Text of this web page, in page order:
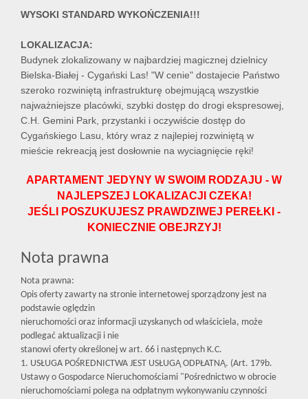
WYSOKI STANDARD WYKOŃCZENIA!!!
LOKALIZACJA:
Budynek zlokalizowany w najbardziej magicznej dzielnicy
Bielska-Białej - Cygański Las! "W cenie" dostajecie Państwo
szeroko rozwiniętą infrastrukturę obejmującą wszystkie
najważniejsze placówki, szybki dostęp do drogi ekspresowej,
C.H. Gemini Park, przystanki i oczywiście dostęp do
Cygańskiego Lasu, który wraz z najlepiej rozwiniętą w
mieście rekreacją jest dosłownie na wyciagnięcie ręki!
APARTAMENT JEDYNY W SWOIM RODZAJU - W
NAJLEPSZEJ LOKALIZACJI CZEKA!
JEŚLI POSZUKUJESZ PRAWDZIWEJ PEREŁKI -
KONIECZNIE OBEJRZYJ!
Nota prawna
Nota prawna:
Opis oferty zawarty na stronie internetowej sporządzony jest na
podstawie oględzin
nieruchomości oraz informacji uzyskanych od właściciela, może
podlegać aktualizacji i nie
stanowi oferty określonej w art. 66 i następnych K.C.
1. USŁUGA POŚREDNICTWA JEST USŁUGĄ ODPŁATNĄ. (Art. 179b.
Ustawy o Gospodarce Nieruchomościami "Pośrednictwo w obrocie
nieruchomościami polega na odpłatnym wykonywaniu czynności